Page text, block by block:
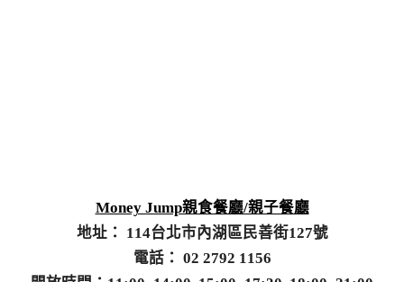
Money Jump親食餐廳/親子餐廳
地址： 114台北市內湖區民善街127號
電話： 02 2792 1156